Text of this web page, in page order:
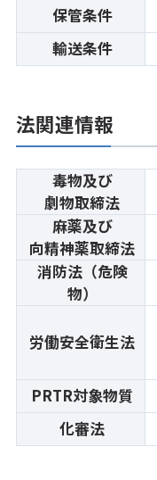
保管条件
輸送条件
法関連情報
毒物及び
劇物取締法
麻薬及び
向精神薬取締法
消防法（危険
物）
労働安全衛生法
PRTR対象物質
化審法